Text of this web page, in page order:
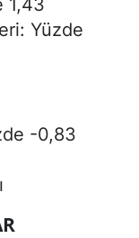
Yüzde
-0,83